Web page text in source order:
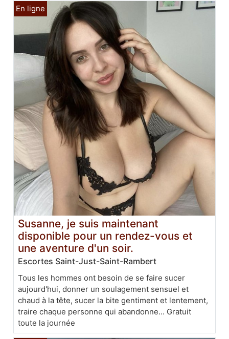
Susanne, je suis maintenant
disponible pour un rendez-vous et
une aventure d'un soir.
Escortes Saint-Just-Saint-Rambert
Tous les hommes ont besoin de se faire sucer
aujourd'hui, donner un soulagement sensuel et
chaud à la tête, sucer la bite gentiment et lentement,
traire chaque personne qui abandonne... Gratuit
toute la journée